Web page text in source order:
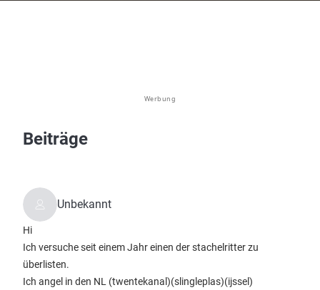
Werbung
Beiträge
Unbekannt
Hi
Ich versuche seit einem Jahr einen der stachelritter zu
überlisten.
Ich angel in den NL (twentekanal)(slingleplas)(ijssel)